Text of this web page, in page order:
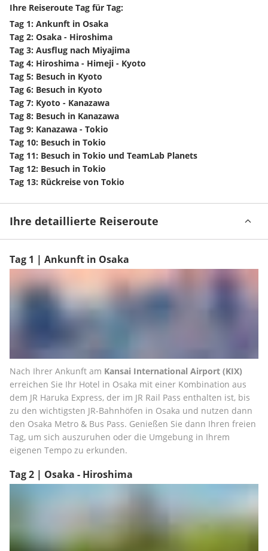
Ihre Reiseroute Tag für Tag:
Tag 1: Ankunft in Osaka
Tag 2: Osaka - Hiroshima
Tag 3: Ausflug nach Miyajima
Tag 4: Hiroshima - Himeji - Kyoto
Tag 5: Besuch in Kyoto
Tag 6: Besuch in Kyoto
Tag 7: Kyoto - Kanazawa
Tag 8: Besuch in Kanazawa
Tag 9: Kanazawa - Tokio
Tag 10: Besuch in Tokio
Tag 11: Besuch in Tokio und TeamLab Planets
Tag 12: Besuch in Tokio
Tag 13: Rückreise von Tokio
Ihre detaillierte Reiseroute
Tag 1 | Ankunft in Osaka
Nach Ihrer Ankunft am
erreichen Sie Ihr Hotel in Osaka mit einer Kombination aus
dem JR Haruka Express, der im JR Rail Pass enthalten ist, bis
zu den wichtigsten JR-Bahnhöfen in Osaka und nutzen dann
den Osaka Metro & Bus Pass. Genießen Sie dann Ihren freien
Tag, um sich auszuruhen oder die Umgebung in Ihrem
eigenen Tempo zu erkunden.
Tag 2 | Osaka - Hiroshima